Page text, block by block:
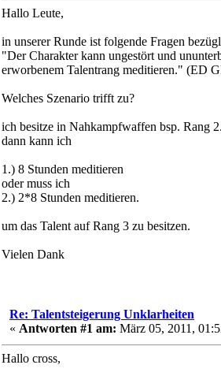
Hallo Leute,
in unserer Runde ist folgende Fragen
"Der Charakter kann ungestört und
erworbenem Talentrang meditieren." (ED
Welches Szenario trifft zu?
ich besitze in Nahkampfwaffen bsp. Rang
dann kann ich
1.) 8 Stunden meditieren
oder muss ich
2.) 2*8 Stunden meditieren.
um das Talent auf Rang 3 zu besitzen.
Vielen Dank
Re: Talentsteigerung Unklarheiten
« Antworten #1 am: März 05, 2011,
Hallo cross,